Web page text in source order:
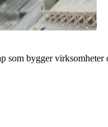
som bygger